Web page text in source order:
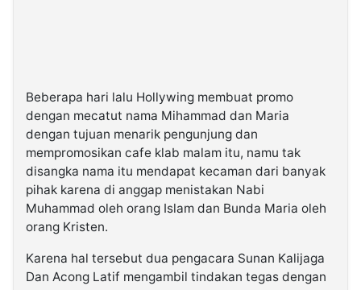
Beberapa hari lalu Hollywing membuat promo
dengan mecatut nama Mihammad dan Maria
dengan tujuan menarik pengunjung dan
mempromosikan cafe klab malam itu, namu tak
disangka nama itu mendapat kecaman dari banyak
pihak karena di anggap menistakan Nabi
Muhammad oleh orang Islam dan Bunda Maria oleh
orang Kristen.
Karena hal tersebut dua pengacara Sunan Kalijaga
Dan Acong Latif mengambil tindakan tegas dengan